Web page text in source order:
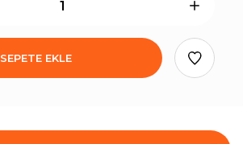
SEPETE EKLE